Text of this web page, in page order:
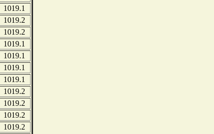
1019.1
1019.2
1019.2
1019.1
1019.1
1019.1
1019.1
1019.2
1019.2
1019.2
1019.2